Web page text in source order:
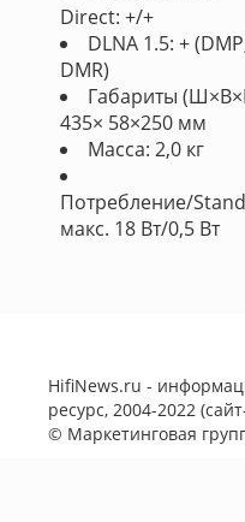
Direct: +/+
DLNA 1.5: +
DMR)
Габариты
435× 58×250 мм
Масса: 2,0 кг
Потребление/
макс. 18 Вт/0,5 Вт
HifiNews.ru -
ресурс, 2004-2022
© Маркетинговая